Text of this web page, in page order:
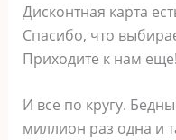
Дисконтная карта
Спасибо, что
Приходите к нам еще!
И все по кругу.
миллион раз одна и